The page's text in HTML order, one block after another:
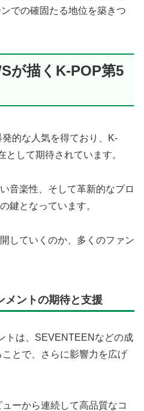
での確固たる地位を築きつ
が描くK-POP第5
的な人気を得ており、K-
として期待されています。
音楽性、そして革新的なプロ
鍵となっています。
していくのか、多くのファン
メントの期待と支援
トは、SEVENTEENなどの成
とで、さらに影響力を広げ
ーから連続して高品質なコ